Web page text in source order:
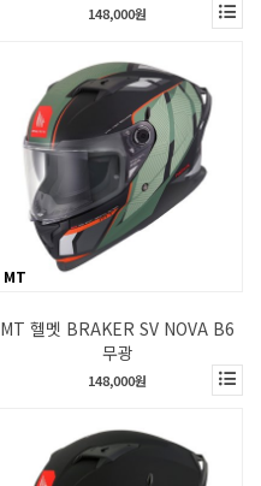
148,000원
MT
MT 헬멧 BRAKER SV NOVA B6
무광
148,000원